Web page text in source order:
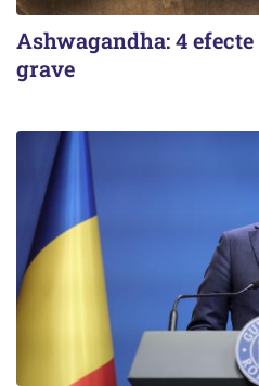
Ashwagandha: 4
grave